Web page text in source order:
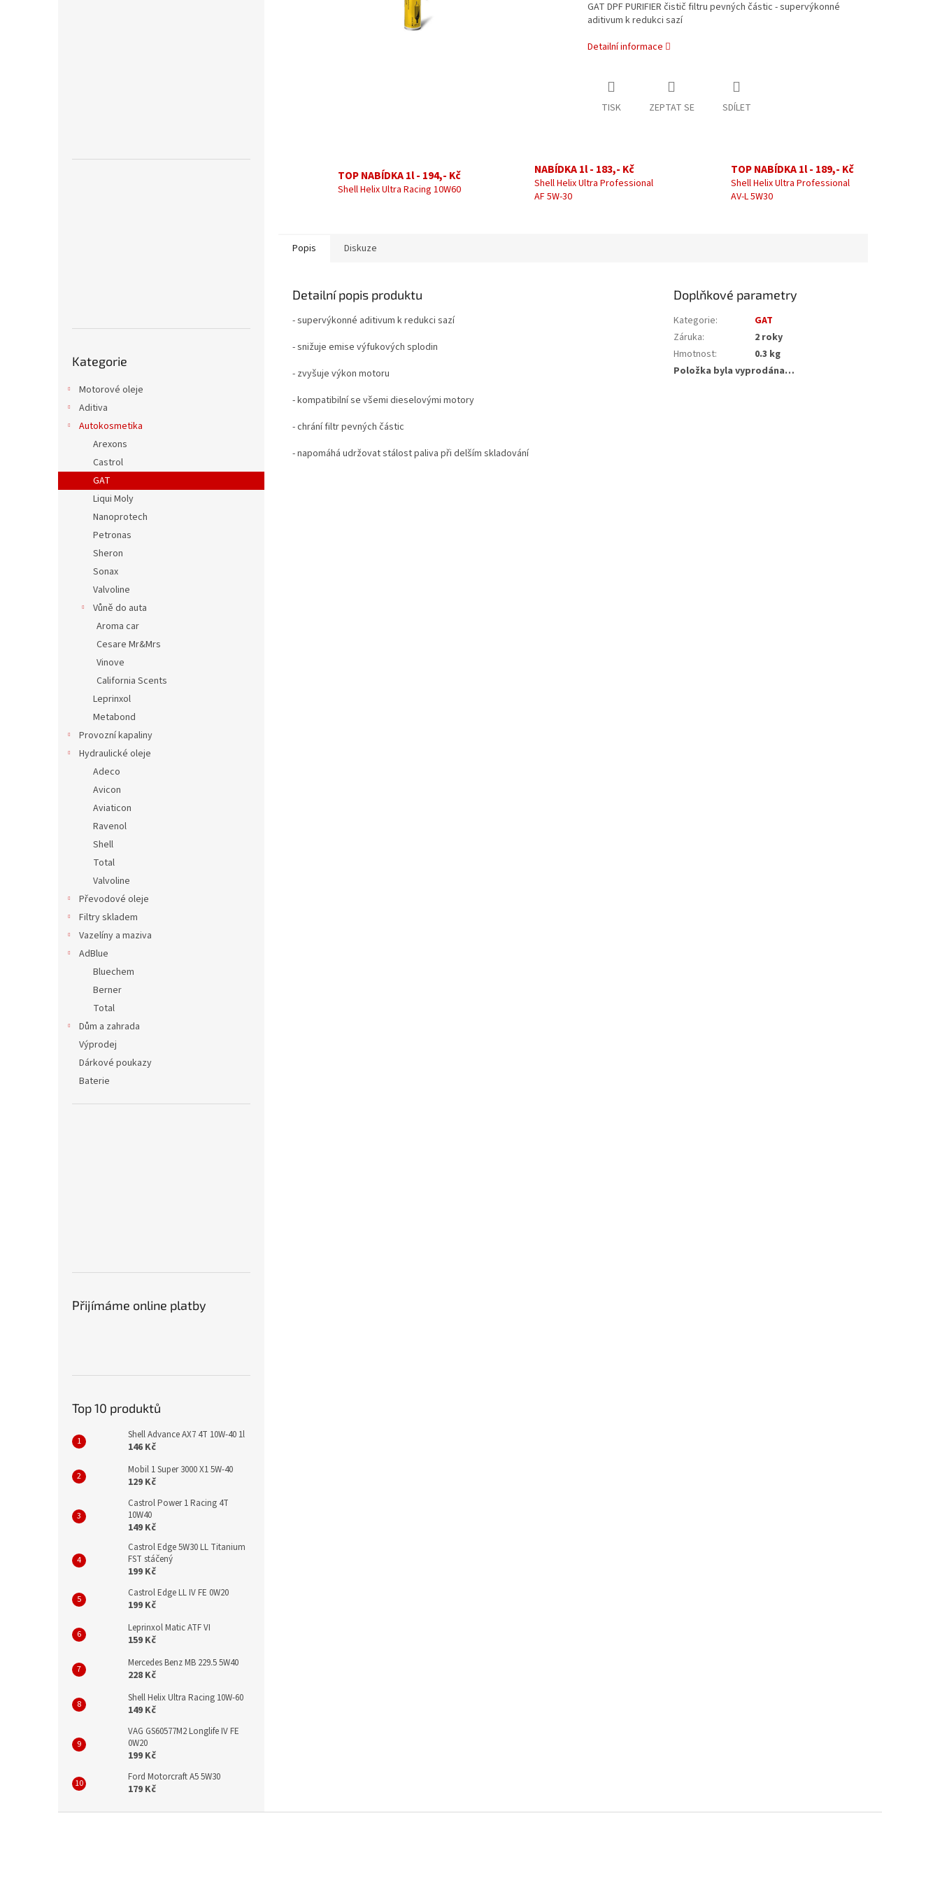
kategorie
Kategorie
Motorové oleje
Aditiva
Autokosmetika
Arexons
Castrol
GAT
Liqui Moly
Nanoprotech
Petronas
Sheron
Sonax
Valvoline
Vůně do auta
Aroma car
Cesare Mr&Mrs
Vinove
California Scents
Leprinxol
Metabond
Provozní kapaliny
Hydraulické oleje
Adeco
Avicon
Aviaticon
Ravenol
Shell
Total
Valvoline
Převodové oleje
Filtry skladem
Vazelíny a maziva
AdBlue
Bluechem
Berner
Total
Dům a zahrada
Výprodej
Dárkové poukazy
Baterie
Přijímáme online platby
Top 10 produktů
Shell Advance AX7 4T 10W-40 1l
146 Kč
Mobil 1 Super 3000 X1 5W-40
129 Kč
Castrol Power 1 Racing 4T
10W40
149 Kč
Castrol Edge 5W30 LL Titanium
FST stáčený
199 Kč
Castrol Edge LL IV FE 0W20
199 Kč
Leprinxol Matic ATF VI
159 Kč
Mercedes Benz MB 229.5 5W40
228 Kč
Shell Helix Ultra Racing 10W-60
149 Kč
VAG GS60577M2 Longlife IV FE
0W20
199 Kč
Ford Motorcraft A5 5W30
179 Kč
GAT DPF PURIFIER čistič filtru pevných částic - supervýkonné
aditivum k redukci sazí
Detailní informace
TISK ZEPTAT SE SDÍLET
TOP NABÍDKA 1l - 194,- Kč
Shell Helix Ultra Racing 10W60
NABÍDKA 1l - 183,- Kč
Shell Helix Ultra Professional
AF 5W-30
TOP NABÍDKA 1l - 189,- Kč
Shell Helix Ultra Professional
AV-L 5W30
Popis Diskuze
Detailní popis produktu
- supervýkonné aditivum k redukci sazí
- snižuje emise výfukových splodin
- zvyšuje výkon motoru
- kompatibilní se všemi dieselovými motory
- chrání filtr pevných částic
- napomáhá udržovat stálost paliva při delším skladování
Doplňkové parametry
Kategorie:
GAT
Záruka:
2 roky
Hmotnost:
0.3 kg
Položka byla vyprodána…